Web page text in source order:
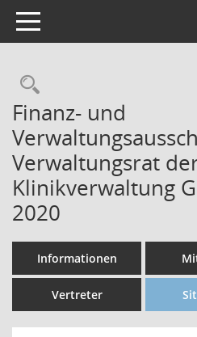
Toggle navigation
Finanz- und
Verwaltungsrat
Klinikverwaltung
2020
Informationen
Vertreter